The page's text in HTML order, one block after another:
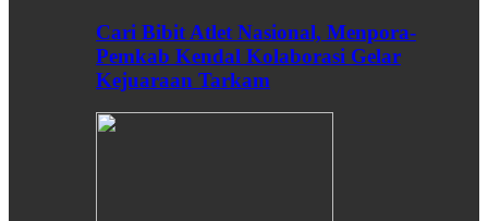
Cari Bibit Atlet Nasional, Menpora-
Pemkab Kendal Kolaborasi Gelar
Kejuaraan Tarkam